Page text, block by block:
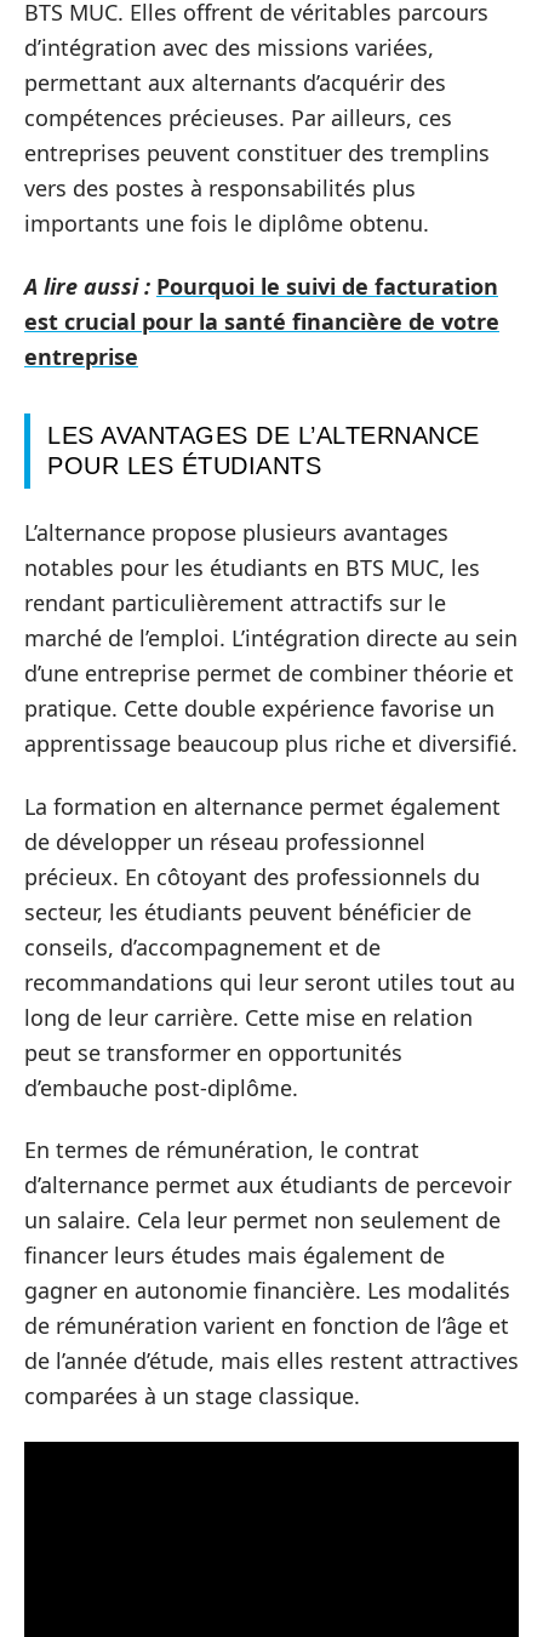
BTS MUC. Elles offrent de véritables parcours
d’intégration avec des missions variées,
permettant aux alternants d’acquérir des
compétences précieuses. Par ailleurs, ces
entreprises peuvent constituer des tremplins
vers des postes à responsabilités plus
importants une fois le diplôme obtenu.
A lire aussi : Pourquoi le suivi de facturation
est crucial pour la santé financière de votre
entreprise
LES AVANTAGES DE L’ALTERNANCE
POUR LES ÉTUDIANTS
L’alternance propose plusieurs avantages
notables pour les étudiants en BTS MUC, les
rendant particulièrement attractifs sur le
marché de l’emploi. L’intégration directe au sein
d’une entreprise permet de combiner théorie et
pratique. Cette double expérience favorise un
apprentissage beaucoup plus riche et diversifié.
La formation en alternance permet également
de développer un réseau professionnel
précieux. En côtoyant des professionnels du
secteur, les étudiants peuvent bénéficier de
conseils, d’accompagnement et de
recommandations qui leur seront utiles tout au
long de leur carrière. Cette mise en relation
peut se transformer en opportunités
d’embauche post-diplôme.
En termes de rémunération, le contrat
d’alternance permet aux étudiants de percevoir
un salaire. Cela leur permet non seulement de
financer leurs études mais également de
gagner en autonomie financière. Les modalités
de rémunération varient en fonction de l’âge et
de l’année d’étude, mais elles restent attractives
comparées à un stage classique.